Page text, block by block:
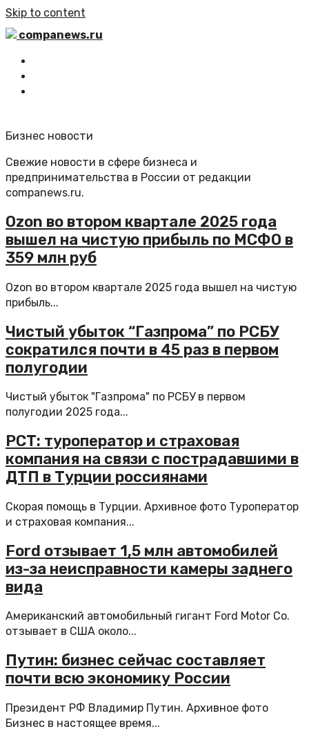
Skip to content
companews.ru
Бизнес новости
Свежие новости в сфере бизнеса и
предпринимательства в России от редакции
companews.ru.
Ozon во втором квартале 2025 года
вышел на чистую прибыль по МСФО в
359 млн руб
Ozon во втором квартале 2025 года вышел на чистую
прибыль...
Чистый убыток “Газпрома” по РСБУ
сократился почти в 45 раз в первом
полугодии
Чистый убыток "Газпрома" по РСБУ в первом
полугодии 2025 года...
РСТ: туроператор и страховая
компания на связи с пострадавшими в
ДТП в Турции россиянами
Скорая помощь в Турции. Архивное фото Туроператор
и страховая компания...
Ford отзывает 1,5 млн автомобилей
из-за неисправности камеры заднего
вида
Американский автомобильный гигант Ford Motor Co.
отзывает в США около...
Путин: бизнес сейчас составляет
почти всю экономику России
Президент РФ Владимир Путин. Архивное фото
Бизнес в настоящее время...